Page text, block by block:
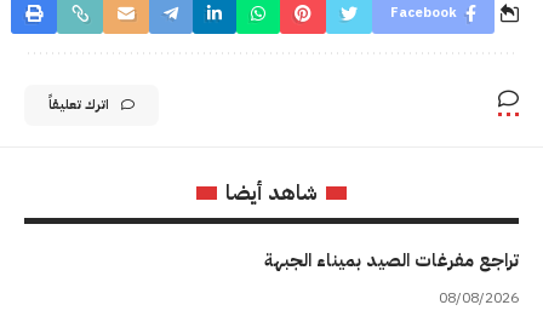
Facebook
اترك تعليقاً
شاهد أيضا
تراجع مفرغات الصيد بميناء الجبهة
08/08/2026